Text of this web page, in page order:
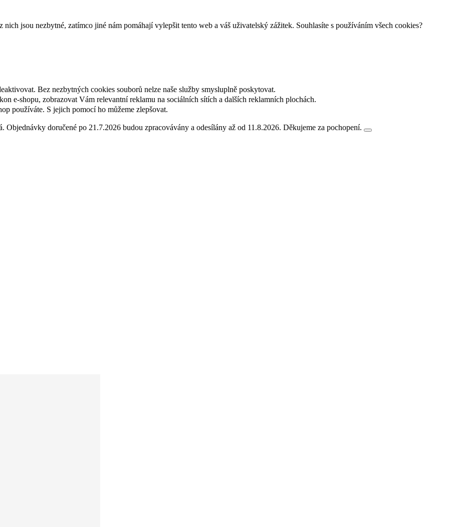
jsou nezbytné, zatímco jiné nám pomáhají vylepšit tento web a váš uživatelský zážitek. Souhlasíte s používáním všech cookies?
Bez nezbytných cookies souborů nelze naše služby smysluplně poskytovat.
e-shopu, zobrazovat Vám relevantní reklamu na sociálních sítích a dalších reklamních plochách.
používáte. S jejich pomocí ho můžeme zlepšovat.
doručené po 21.7.2026 budou zpracovávány a odesílány až od 11.8.2026. Děkujeme za pochopení.